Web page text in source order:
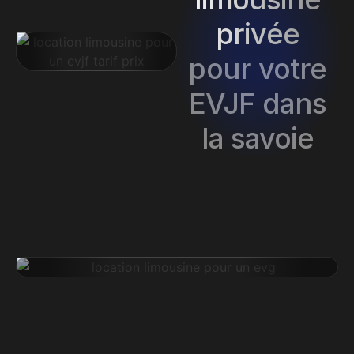
privée
pour votre
EVJF dans
la savoie